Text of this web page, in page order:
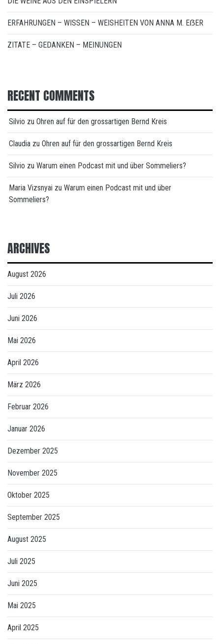
ERFAHRUNGEN – WISSEN – WEISHEITEN VON ANNA M. EẞER
ZITATE – GEDANKEN – MEINUNGEN
RECENT COMMENTS
Silvio zu Ohren auf für den grossartigen Bernd Kreis
Claudia zu Ohren auf für den grossartigen Bernd Kreis
Silvio zu Warum einen Podcast mit und über Sommeliers?
Maria Vizsnyai zu Warum einen Podcast mit und über
Sommeliers?
ARCHIVES
August 2026
Juli 2026
Juni 2026
Mai 2026
April 2026
März 2026
Februar 2026
Januar 2026
Dezember 2025
November 2025
Oktober 2025
September 2025
August 2025
Juli 2025
Juni 2025
Mai 2025
April 2025